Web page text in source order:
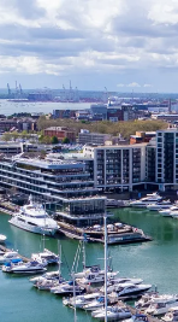
Sie uns
Angebote
notwendige
auf check24.de